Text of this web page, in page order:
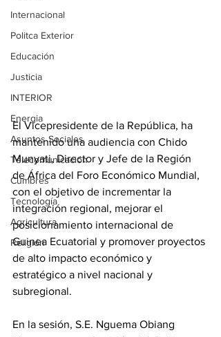
Internacional
Politca Exterior
Educación
Justicia
INTERIOR
Energia
Asuntos Sociales
Telecomunicación
Cumbres
Tecnología
Agricultura
Religión
El Vicepresidente de la República, ha
mantenido una audiencia con Chido
Munyati, Director y Jefe de la Región
de África del Foro Económico Mundial,
con el objetivo de incrementar la
integración regional, mejorar el
posicionamiento internacional de
Guinea Ecuatorial y promover proyectos
de alto impacto económico y
estratégico a nivel nacional y
subregional.
En la sesión, S.E. Nguema Obiang